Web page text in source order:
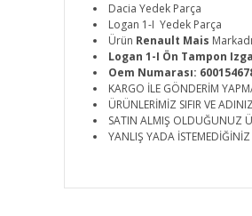
Dacia Yedek Parça
Logan 1-I Yedek Parça
Ürün Renault Mais
Logan 1-I Ön Tampon
Oem Numarası:
KARGO İLE GÖNDERİM
ÜRÜNLERİMİZ SIFIR VE
SATIN ALMIŞ OLDUĞUNUZ
YANLIŞ YADA